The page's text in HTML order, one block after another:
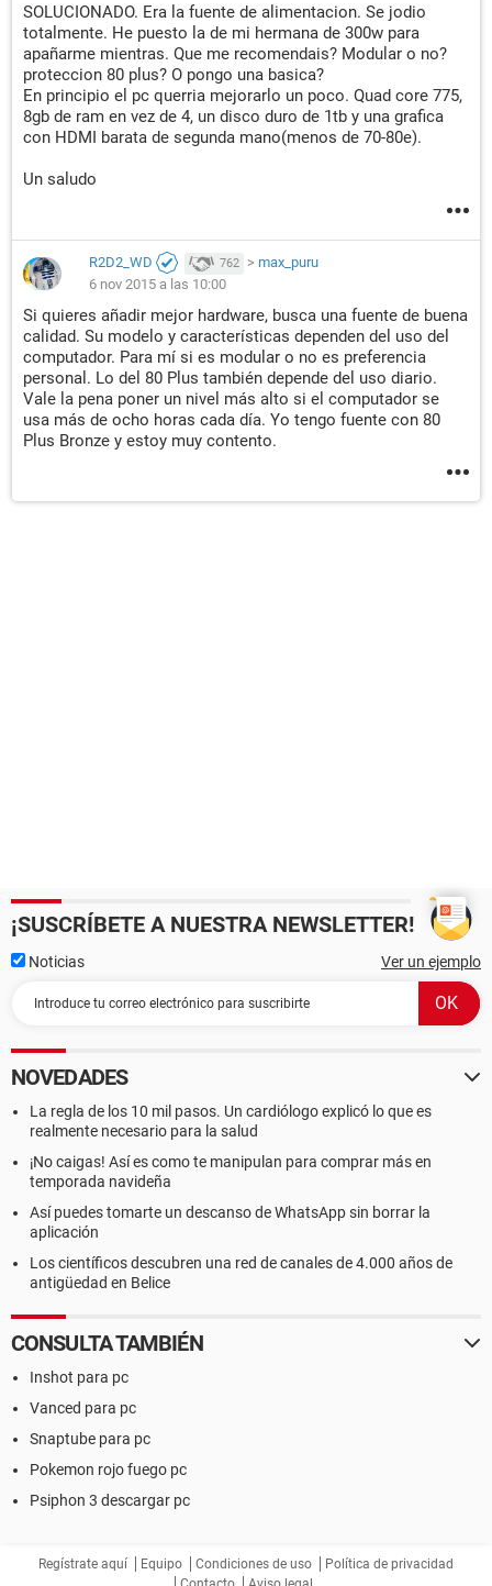
SOLUCIONADO. Era la fuente de alimentacion. Se jodio
totalmente. He puesto la de mi hermana de 300w para
apañarme mientras. Que me recomendais? Modular o no?
proteccion 80 plus? O pongo una basica?
En principio el pc querria mejorarlo un poco. Quad core 775,
8gb de ram en vez de 4, un disco duro de 1tb y una grafica
con HDMI barata de segunda mano(menos de 70-80e).
Un saludo
R2D2_WD 762 > max_puru
6 nov 2015 a las 10:00
Si quieres añadir mejor hardware, busca una fuente de buena
calidad. Su modelo y características dependen del uso del
computador. Para mí si es modular o no es preferencia
personal. Lo del 80 Plus también depende del uso diario.
Vale la pena poner un nivel más alto si el computador se
usa más de ocho horas cada día. Yo tengo fuente con 80
Plus Bronze y estoy muy contento.
¡SUSCRÍBETE A NUESTRA NEWSLETTER!
Noticias Ver un ejemplo
NOVEDADES
La regla de los 10 mil pasos. Un cardiólogo explicó lo que es
realmente necesario para la salud
¡No caigas! Así es como te manipulan para comprar más en
temporada navideña
Así puedes tomarte un descanso de WhatsApp sin borrar la
aplicación
Los científicos descubren una red de canales de 4.000 años de
antigüedad en Belice
CONSULTA TAMBIÉN
Inshot para pc
Vanced para pc
Snaptube para pc
Pokemon rojo fuego pc
Psiphon 3 descargar pc
Regístrate aquí Equipo Condiciones de uso
Política de privacidad